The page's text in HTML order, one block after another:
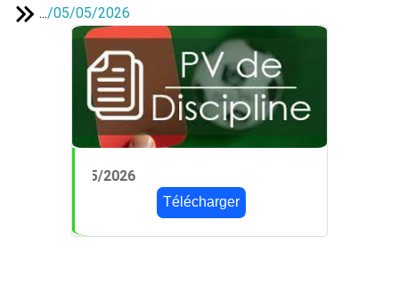
/05/05/2026
Télécharger